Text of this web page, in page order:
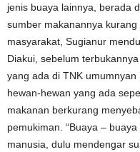
jenis buaya lainnya, berada
sumber makanannya
masyarakat, Sugianur
Diakui, sebelum
yang ada di TNK
hewan-hewan yang ada
makanan berkurang
pemukiman. “Buaya –
manusia, dulu mendengar